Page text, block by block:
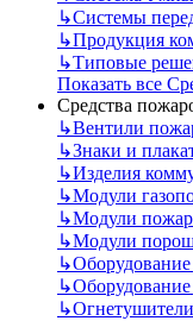
↳Системы
↳Продукция
↳Типовые
Показать все
Средства
↳Вентили
↳Знаки и
↳Изделия
↳Модули
↳Модули
↳Модули
↳
↳
↳Огнетушители